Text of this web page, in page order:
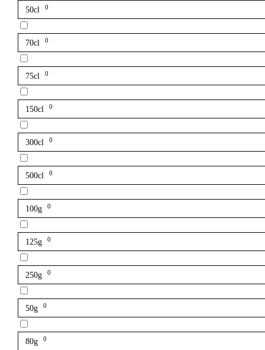
50cl 0
70cl 0
75cl 0
150cl 0
300cl 0
500cl 0
100g 0
125g 0
250g 0
50g 0
80g 0